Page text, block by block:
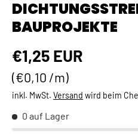
BAUPROJEKTE
Normaler Preis
€1,25 EUR
Grundpreis
€0,10 /m
inkl. MwSt. Versand wird beim
0 auf Lager